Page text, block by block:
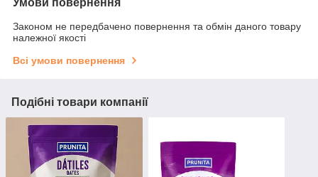
Умови повернення
Законом не передбачено повернення та обмін даного товару
належної якості
Всі умови повернення
Подібні товари компанії